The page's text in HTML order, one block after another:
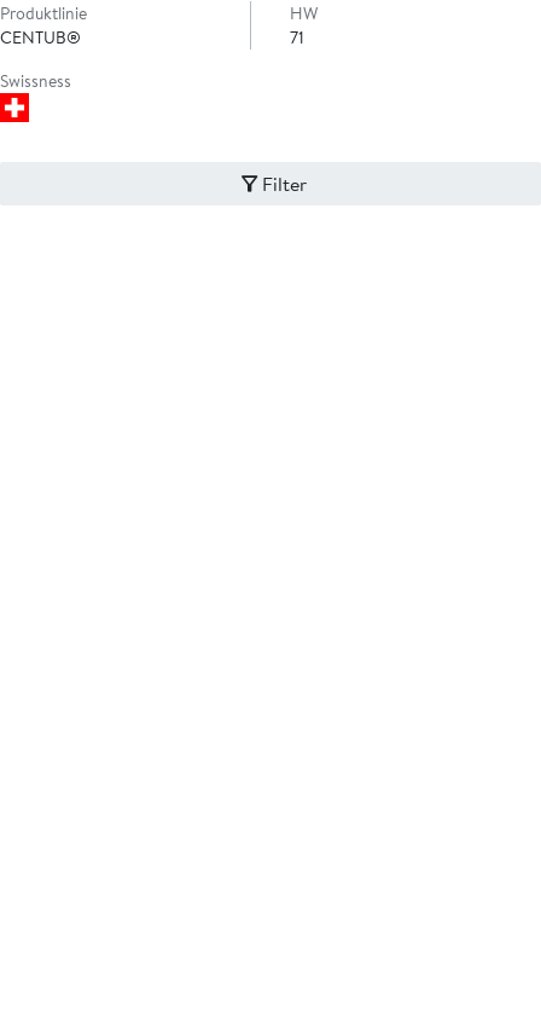
Produktlinie
CENTUB®
HW
71
Swissness
Filter